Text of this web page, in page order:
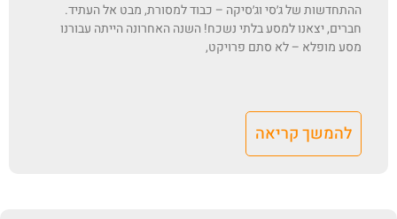
ההתחדשות של ג׳סי וג׳סיקה – כבוד למסורת, מבט אל העתיד.
חברים, יצאנו למסע בלתי נשכח! השנה האחרונה הייתה עבורנו
מסע מופלא – לא סתם פרויקט,
להמשך קריאה